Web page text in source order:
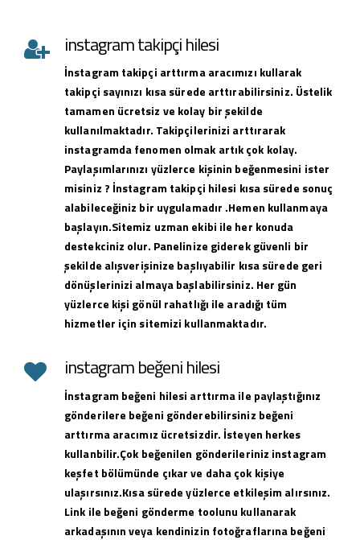
instagram takipçi hilesi
İnstagram takipçi arttırma aracımızı kullarak
takipçi sayınızı kısa sürede arttırabilirsiniz. Üstelik
tamamen ücretsiz ve kolay bir şekilde
kullanılmaktadır. Takipçilerinizi arttırarak
instagramda fenomen olmak artık çok kolay.
Paylaşımlarınızı yüzlerce kişinin beğenmesini ister
misiniz ? İnstagram takipçi hilesi kısa sürede sonuç
alabileceğiniz bir uygulamadır .Hemen kullanmaya
başlayın.Sitemiz uzman ekibi ile her konuda
destekciniz olur. Panelinize giderek güvenli bir
şekilde alışverişinize başlıyabilir kısa sürede geri
dönüşlerinizi almaya başlabilirsiniz. Her gün
yüzlerce kişi gönül rahatlığı ile aradığı tüm
hizmetler için sitemizi kullanmaktadır.
instagram beğeni hilesi
İnstagram beğeni hilesi arttırma ile paylaştığınız
gönderilere beğeni gönderebilirsiniz beğeni
arttırma aracımız ücretsizdir. İsteyen herkes
kullanbilir.Çok beğenilen gönderileriniz instagram
keşfet bölümünde çıkar ve daha çok kişiye
ulaşırsınız.Kısa sürede yüzlerce etkileşim alırsınız.
Link ile beğeni gönderme toolunu kullanarak
arkadaşının veya kendinizin fotoğraflarına beğeni